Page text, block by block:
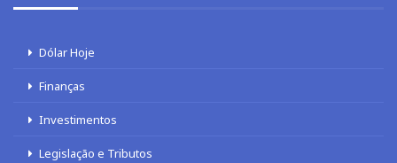
Dólar Hoje
Finanças
Investimentos
Legislação e Tributos